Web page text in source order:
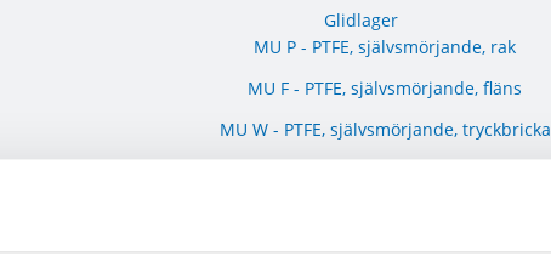
Glidlager
MU P - PTFE, självsmörjande, rak
MU F - PTFE, självsmörjande, fläns
MU W - PTFE, självsmörjande, tryckbricka
MX W - POM, smörjbar, tryckbricka